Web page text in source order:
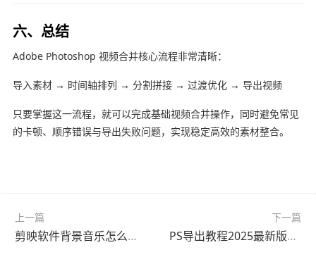
六、总结
Adobe Photoshop 视频合并核心流程非常清晰：
导入素材 → 时间轴排列 → 分割拼接 → 过渡优化 → 导出视频
只要掌握这一流程，就可以完成基础视频合并操作，同时避免常见
的卡顿、顺序错误与导出失败问题，实现稳定高效的素材整合。
上一篇
剪映软件背景音乐怎么做？最新更新版使用教程（新手必看）
下一篇
PS导出教程2025最新版详细步骤